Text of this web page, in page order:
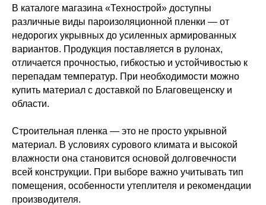
В каталоге магазина «Технострой» доступны
различные виды пароизоляционной пленки — от
недорогих укрывных до усиленных армированных
вариантов. Продукция поставляется в рулонах,
отличается прочностью, гибкостью и устойчивостью к
перепадам температур. При необходимости можно
купить материал с доставкой по Благовещенску и
области.
Строительная пленка — это не просто укрывной
материал. В условиях сурового климата и высокой
влажности она становится основой долговечности
всей конструкции. При выборе важно учитывать тип
помещения, особенности утеплителя и рекомендации
производителя.